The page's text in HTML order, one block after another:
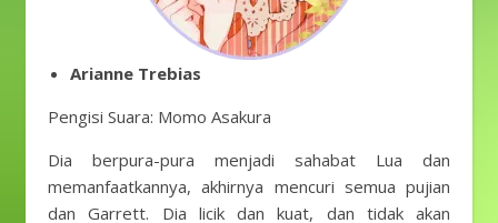
Arianne Trebias
Pengisi Suara: Momo Asakura
Dia berpura-pura menjadi sahabat Lua dan
memanfaatkannya, akhirnya mencuri semua pujian
dan Garrett. Dia licik dan kuat, dan tidak akan